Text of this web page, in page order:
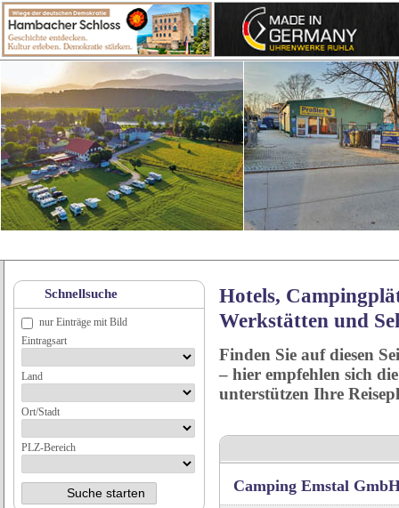
Hotels,
Werkstätten und
Finden Sie auf diesen
– hier empfehlen sich
unterstützen Ihre
Camping Emstal
Schnellsuche
nur Einträge mit Bild
Eintragsart
Land
Ort/Stadt
PLZ-Bereich